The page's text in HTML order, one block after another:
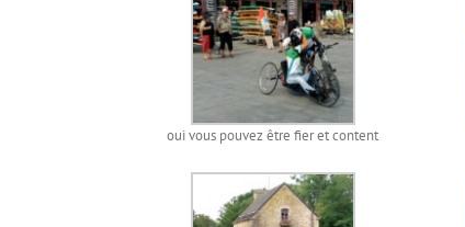
oui vous pouvez être fier et content